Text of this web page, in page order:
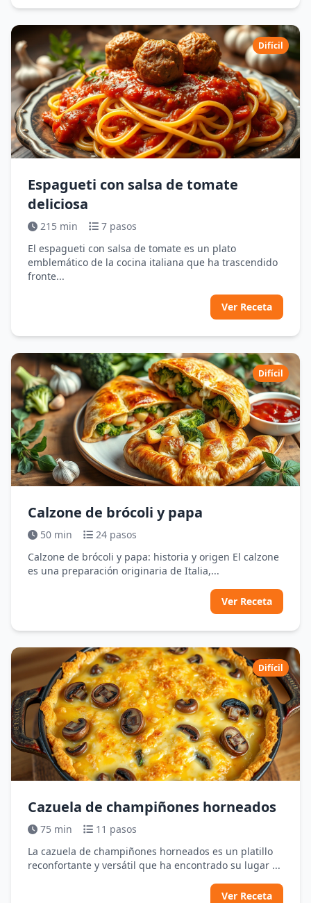
Difícil
Espagueti con salsa de tomate
deliciosa
215 min
7 pasos
El espagueti con salsa de tomate es un plato
emblemático de la cocina italiana que ha trascendido
fronte...
Ver Receta
Difícil
Calzone de brócoli y papa
50 min
24 pasos
Calzone de brócoli y papa: historia y origen El calzone
es una preparación originaria de Italia,...
Ver Receta
Difícil
Cazuela de champiñones horneados
75 min
11 pasos
La cazuela de champiñones horneados es un platillo
reconfortante y versátil que ha encontrado su lugar ...
Ver Receta